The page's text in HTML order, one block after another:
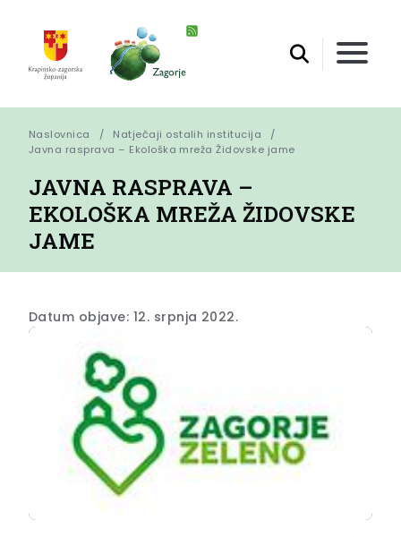
Naslovnica
Natječaji ostalih institucija
Javna rasprava – Ekološka mreža Židovske jame
JAVNA RASPRAVA –
EKOLOŠKA MREŽA ŽIDOVSKE
JAME
Datum objave: 12. srpnja 2022.